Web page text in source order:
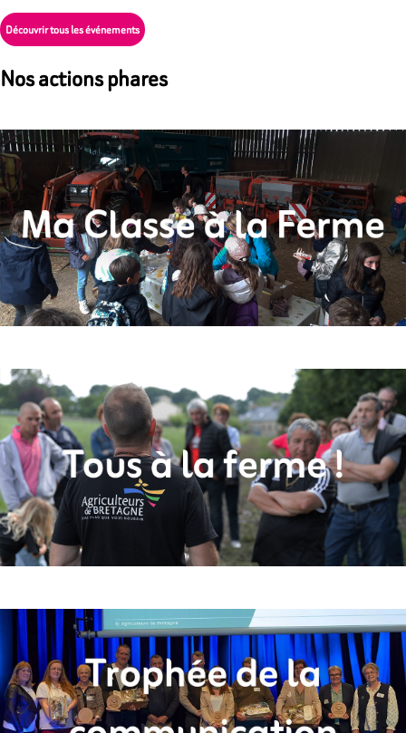
Découvrir tous les événements
Nos actions phares